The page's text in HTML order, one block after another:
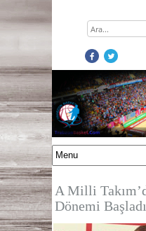
A Milli
Dönemi Başladı